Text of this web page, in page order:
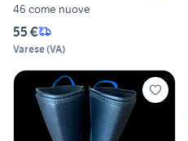
46 come nuove
55 €
Varese(VA)